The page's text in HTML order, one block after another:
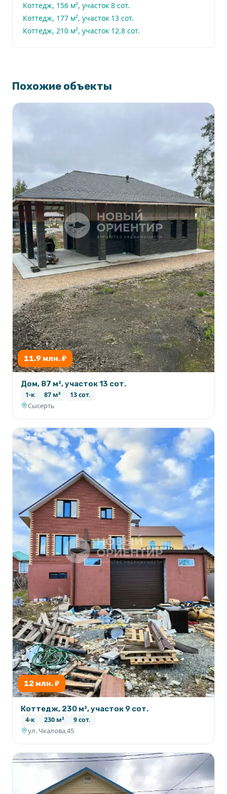
Коттедж, 156 м², участок 8 сот.
Коттедж, 177 м², участок 13 сот.
Коттедж, 210 м², участок 12.8 сот.
Похожие объекты
11.9 млн. ₽
Дом, 87 м², участок 13 сот.
1-к 87 м² 13 сот.
Сысерть
12 млн. ₽
Коттедж, 230 м², участок 9 сот.
4-к 230 м² 9 сот.
ул. Чкалова,45